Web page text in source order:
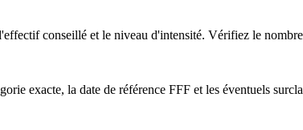
conseillé et le niveau d'intensité. Vérifiez le
exacte, la date de référence FFF et les éventuels